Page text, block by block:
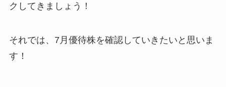
クしてきましょう！
それでは、7月優待株を確認していきたいと思いま
す！